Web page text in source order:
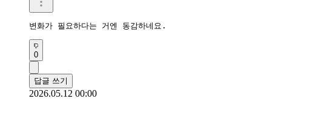
변화가 필요하다는 거엔 동감하네요.
0
답글 쓰기
2026.05.12 00:00